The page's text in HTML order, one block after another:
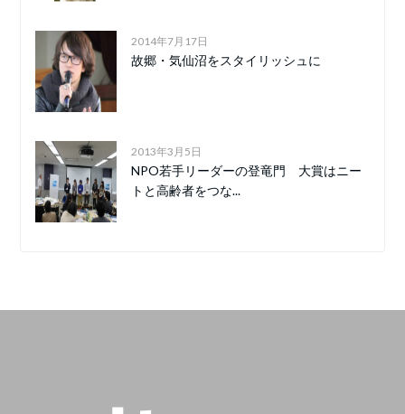
2014年7月17日
故郷・気仙沼をスタイリッシュに
2013年3月5日
NPO若手リーダーの登竜門 大賞はニー
トと高齢者をつな...